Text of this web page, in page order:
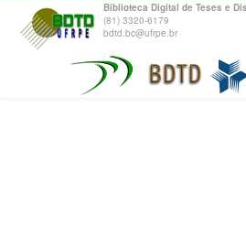
Biblioteca Digital de Teses e
(81) 3320-6179
bdtd.bc@ufrpe.br